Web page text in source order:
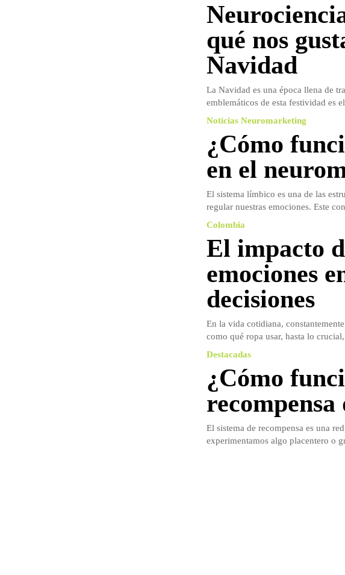
qué nos
Navidad
La Navidad es una época llena de
emblemáticos de esta festividad es
Noticias Neuromarketing
¿Cómo
en el
El sistema límbico es una de las
regular nuestras emociones. Este
Colombia
El impacto
emociones
decisiones
En la vida cotidiana,
como qué ropa usar, hasta lo
Destacadas
¿Cómo
El sistema de recompensa es una
experimentamos algo placentero o